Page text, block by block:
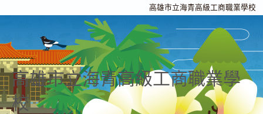
高雄市立海青高級工商職業學校
高雄市立海青高級工商職業學
校